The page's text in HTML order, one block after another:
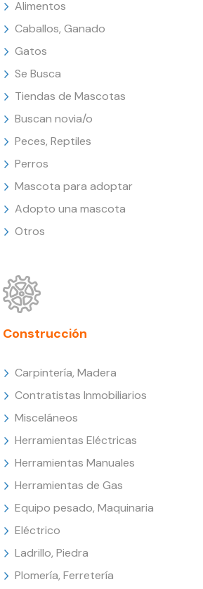
Alimentos
Caballos, Ganado
Gatos
Se Busca
Tiendas de Mascotas
Buscan novia/o
Peces, Reptiles
Perros
Mascota para adoptar
Adopto una mascota
Otros
Construcción
Carpintería, Madera
Contratistas Inmobiliarios
Misceláneos
Herramientas Eléctricas
Herramientas Manuales
Herramientas de Gas
Equipo pesado, Maquinaria
Eléctrico
Ladrillo, Piedra
Plomería, Ferretería